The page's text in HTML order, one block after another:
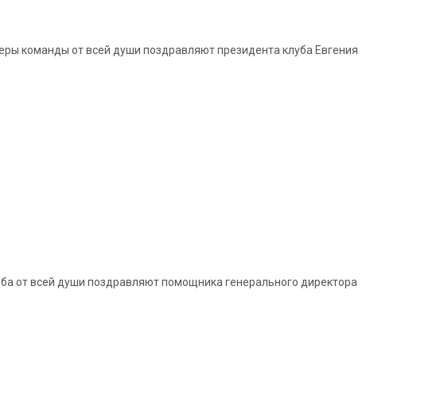
команды от всей души поздравляют президента клуба Евгения
от всей души поздравляют помощника генерального директора